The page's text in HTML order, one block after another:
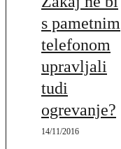
s pametnim
telefonom
upravljali
tudi
ogrevanje?
14/11/2016